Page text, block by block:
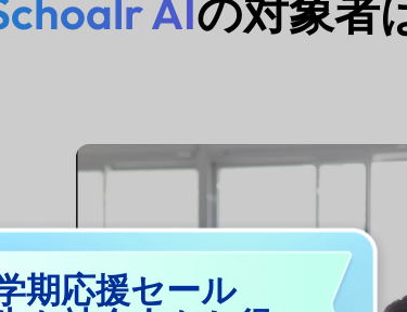
AI の対象者
期応援セール